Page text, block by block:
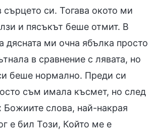
сърцето си. Тогава окото ми
и пясъкът беше отмит. В
дясната ми очна ябълка просто
в сравнение с лявата, но
беше нормално. Преди си
съм имала късмет, но след
Божиите слова, най-накрая
е бил Този, Който ме е